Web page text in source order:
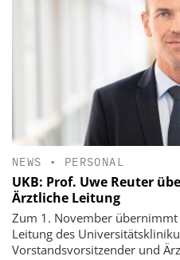
NEWS • PERSONAL
UKB: Prof. Uwe Reuter
Ärztliche Leitung
Zum 1. November
Leitung des
Vorstandsvorsitzender und